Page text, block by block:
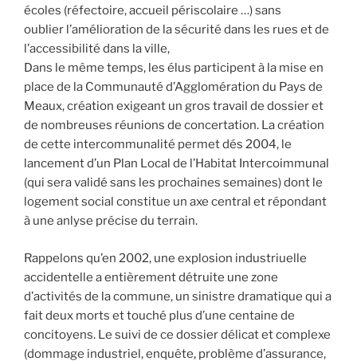
écoles (réfectoire, accueil périscolaire …) sans
oublier l’amélioration de la sécurité dans les rues et de
l’accessibilité dans la ville,
Dans le même temps, les élus participent à la mise en
place de la Communauté d’Agglomération du Pays de
Meaux, création exigeant un gros travail de dossier et
de nombreuses réunions de concertation. La création
de cette intercommunalité permet dés 2004, le
lancement d’un Plan Local de l’Habitat Intercoimmunal
(qui sera validé sans les prochaines semaines) dont le
logement social constitue un axe central et répondant
à une anlyse précise du terrain.
Rappelons qu’en 2002, une explosion industriuelle
accidentelle a entièrement détruite une zone
d’activités de la commune, un sinistre dramatique qui a
fait deux morts et touché plus d’une centaine de
concitoyens. Le suivi de ce dossier délicat et complexe
(dommage industriel, enquête, problème d’assurance,